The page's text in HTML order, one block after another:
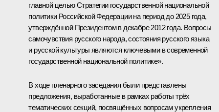
главной целью Стратегии государственной национальной
политики Российской Федерации на период до 2025 года,
утверждённой Президентом в декабре 2012 года. Вопросы
самочувствия русского народа, состояния русского языка
и русской культуры являются ключевыми в современной
государственной национальной политике».
В ходе пленарного заседания были представлены
предложения, выработанные в рамках работы трёх
тематических секций, посвящённых вопросам укрепления